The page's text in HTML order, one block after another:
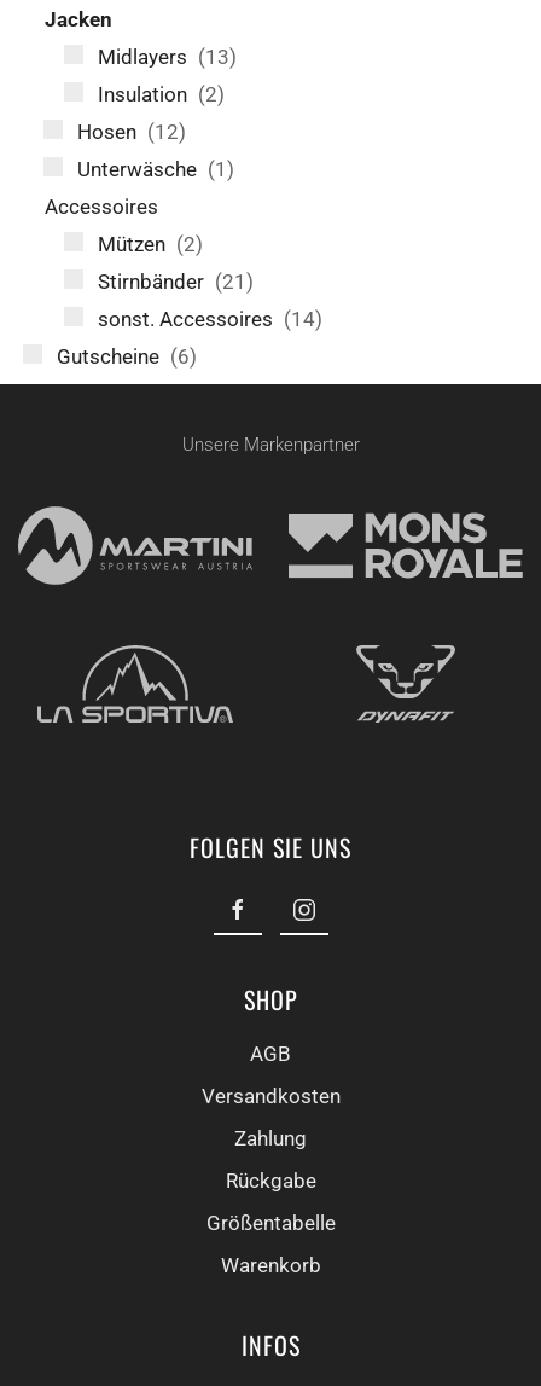
Jacken
Midlayers (13)
Insulation (2)
Hosen (12)
Unterwäsche (1)
Accessoires
Mützen (2)
Stirnbänder (21)
sonst. Accessoires (14)
Gutscheine (6)
Unsere Markenpartner
FOLGEN SIE UNS
SHOP
AGB
Versandkosten
Zahlung
Rückgabe
Größentabelle
Warenkorb
INFOS